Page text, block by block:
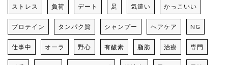
ストレス 負荷 デート 足 気遣い かっこいい
プロテイン タンパク質 シャンプー ヘアケア NG
仕事中 オーラ 野心 有酸素 脂肪 治療 専門